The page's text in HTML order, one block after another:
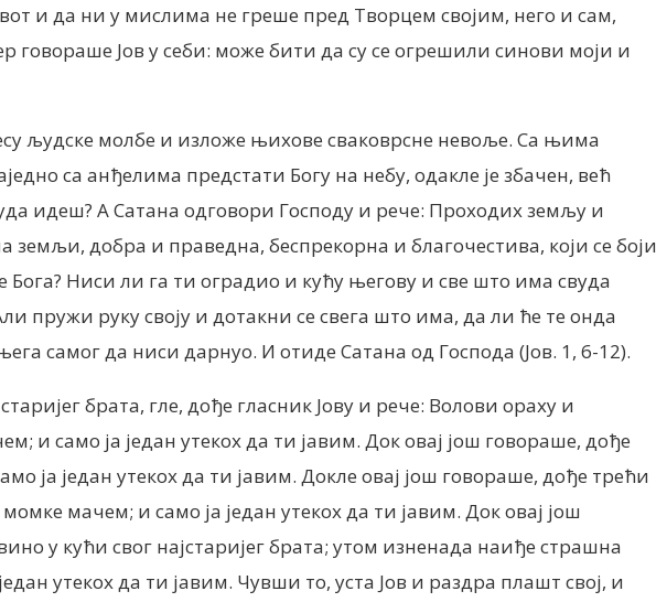
и да ни у мислима не греше пред Творцем својим, него и сам,
Јов у себи: може бити да су се огрешили синови моји и
људске молбе и изложе њихове сваковрсне невоље. Са њима
са анђелима предстати Богу на небу, одакле је збачен, већ
идеш? А Сатана одговори Господу и рече: Проходих земљу и
земљи, добра и праведна, беспрекорна и благочестива, који се боји
Бога? Ниси ли га ти оградио и кућу његову и све што има свуда
пружи руку своју и дотакни се свега што има, да ли ће те онда
самог да ниси дарнуо. И отиде Сатана од Господа (Јов. 1, 6-12).
брата, гле, дође гласник Јову и рече: Волови ораху и
само ја један утекох да ти јавим. Док овај још говораше, дође
ја један утекох да ти јавим. Докле овај још говораше, дође трећи
мачем; и само ја један утекох да ти јавим. Док овај још
у кући свог најcтаријег брата; утом изненада наиђе страшна
утекох да ти јавим. Чувши то, уста Јов и раздра плашт свој, и